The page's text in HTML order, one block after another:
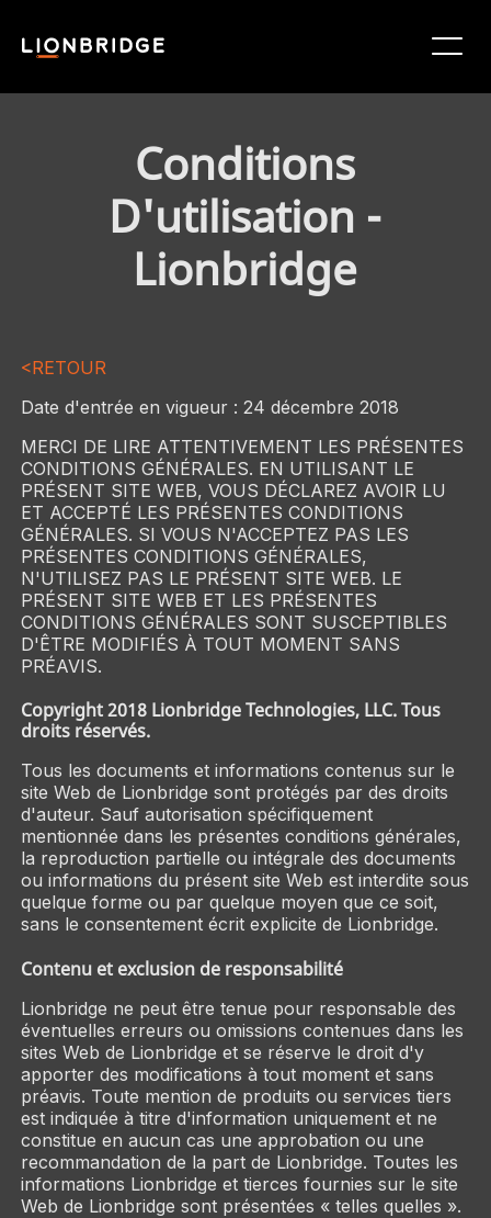
Conditions
D'utilisation -
Lionbridge
<RETOUR
Date d'entrée en vigueur : 24 décembre 2018
MERCI DE LIRE ATTENTIVEMENT LES PRÉSENTES
CONDITIONS GÉNÉRALES. EN UTILISANT LE
PRÉSENT SITE WEB, VOUS DÉCLAREZ AVOIR LU
ET ACCEPTÉ LES PRÉSENTES CONDITIONS
GÉNÉRALES. SI VOUS N'ACCEPTEZ PAS LES
PRÉSENTES CONDITIONS GÉNÉRALES,
N'UTILISEZ PAS LE PRÉSENT SITE WEB. LE
PRÉSENT SITE WEB ET LES PRÉSENTES
CONDITIONS GÉNÉRALES SONT SUSCEPTIBLES
D'ÊTRE MODIFIÉS À TOUT MOMENT SANS
PRÉAVIS.
Copyright 2018 Lionbridge Technologies, LLC. Tous
droits réservés.
Tous les documents et informations contenus sur le
site Web de Lionbridge sont protégés par des droits
d'auteur. Sauf autorisation spécifiquement
mentionnée dans les présentes conditions générales,
la reproduction partielle ou intégrale des documents
ou informations du présent site Web est interdite sous
quelque forme ou par quelque moyen que ce soit,
sans le consentement écrit explicite de Lionbridge.
Contenu et exclusion de responsabilité
Lionbridge ne peut être tenue pour responsable des
éventuelles erreurs ou omissions contenues dans les
sites Web de Lionbridge et se réserve le droit d'y
apporter des modifications à tout moment et sans
préavis. Toute mention de produits ou services tiers
est indiquée à titre d'information uniquement et ne
constitue en aucun cas une approbation ou une
recommandation de la part de Lionbridge. Toutes les
informations Lionbridge et tierces fournies sur le site
Web de Lionbridge sont présentées « telles quelles ».